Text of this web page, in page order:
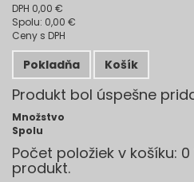
DPH 0,00 €
Spolu: 0,00 €
Ceny s DPH
Pokladňa Košík
Produkt bol úspešne
Množstvo
Spolu
Počet položiek v košíku: 0
produkt.